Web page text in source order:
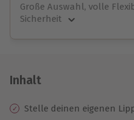
Große Auswahl, volle
Sicherheit
Jeder Gutschein für
10 Jahre gültig &
Inhalt
Stelle deinen eigenen